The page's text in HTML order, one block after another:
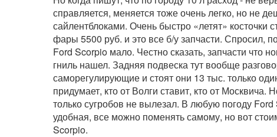
справляется, меняется тоже очень легко, но не
сайлентблоками. Очень быстро «летят»
фары 5500 руб. и это все б/у запчасти. Спросил,
Ford Scorpio мало. Честно сказать, запчасти что
гниль нашел. Задняя подвеска тут вообще
саморегулирующие и стоят они 13 тыс. только
придумает, кто от Волги ставит, кто от
только сугробов не вылезал. В любую погоду
удобная, все можно поменять самому, но вот
Scorpio.